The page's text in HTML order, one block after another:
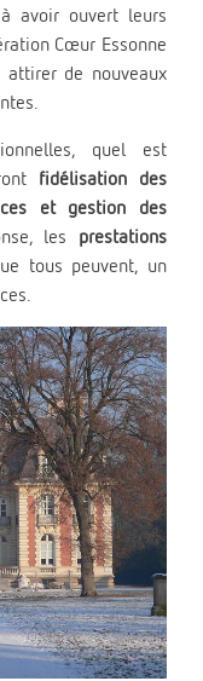
avoir ouvert leurs
Cœur Essonne
attirer de nouveaux
quel est
fidélisation des
et gestion des
les prestations
tous peuvent, un